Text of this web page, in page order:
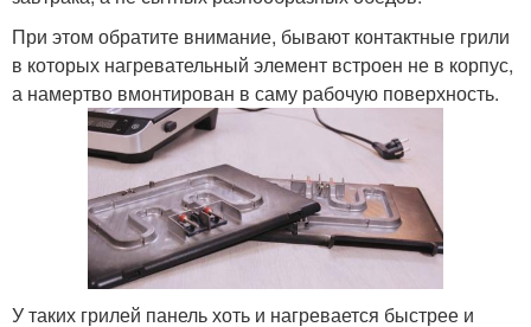
При этом обратите внимание, бывают контактные грили
в которых нагревательный элемент встроен не в корпус,
а намертво вмонтирован в саму рабочую поверхность.
У таких грилей панель хоть и нагревается быстрее и